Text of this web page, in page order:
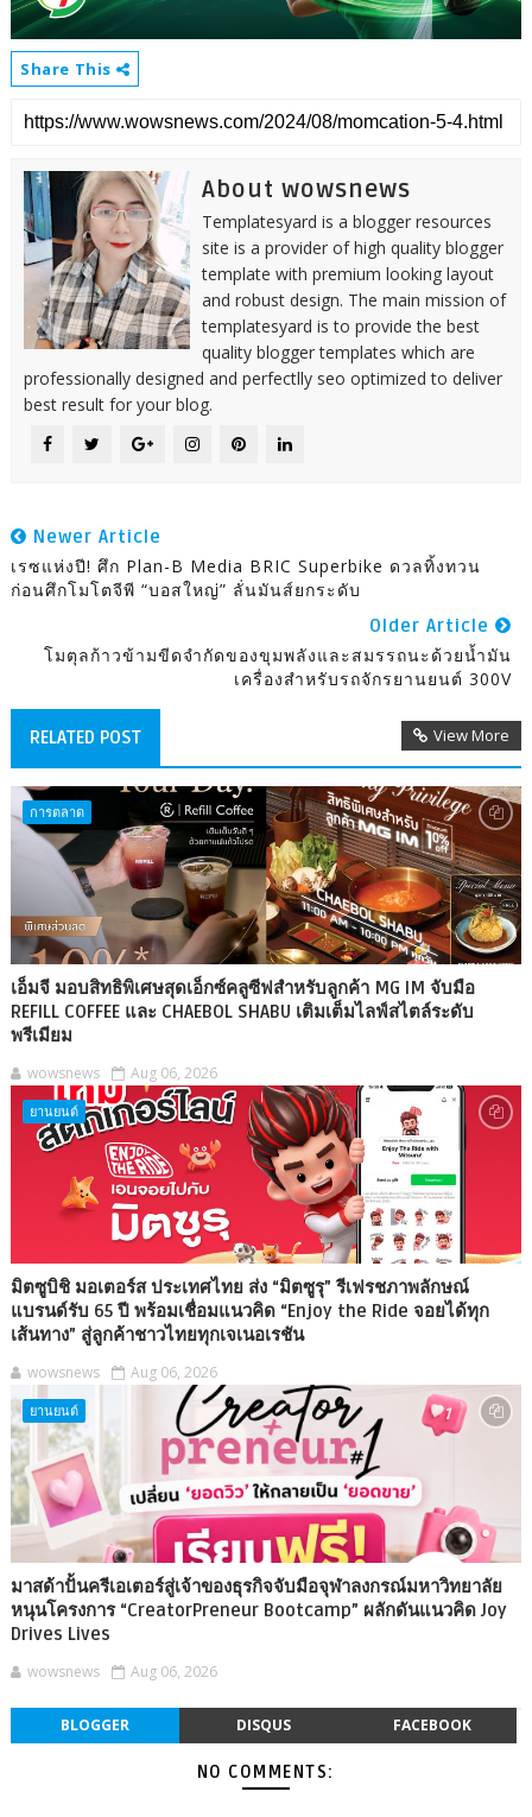
Share This
About wowsnews
Templatesyard is a blogger resources
site is a provider of high quality blogger
template with premium looking layout
and robust design. The main mission of
templatesyard is to provide the best
quality blogger templates which are
professionally designed and perfectlly seo optimized to deliver
best result for your blog.
Newer Article
เรซแห่งปี! ศึก Plan-B Media BRIC Superbike ดวลทิ้งทวน
ก่อนศึกโมโตจีพี “บอสใหญ่” ลั่นมันส์ยกระดับ
Older Article
โมตุลก้าวข้ามขีดจำกัดของขุมพลังและสมรรถนะด้วยน้ำมัน
เครื่องสำหรับรถจักรยานยนต์ 300V
RELATED POST View More
การตลาด
เอ็มจี มอบสิทธิพิเศษสุดเอ็กซ์คลูซีฟสำหรับลูกค้า MG IM จับมือ
REFILL COFFEE และ CHAEBOL SHABU เติมเต็มไลฟ์สไตล์ระดับ
พรีเมียม
wowsnews Aug 06, 2026
ยานยนต์
มิตซูบิชิ มอเตอร์ส ประเทศไทย ส่ง “มิตซูรุ” รีเฟรชภาพลักษณ์
แบรนด์รับ 65 ปี พร้อมเชื่อมแนวคิด “Enjoy the Ride จอยได้ทุก
เส้นทาง” สู่ลูกค้าชาวไทยทุกเจเนอเรชัน
wowsnews Aug 06, 2026
ยานยนต์
มาสด้าปั้นครีเอเตอร์สู่เจ้าของธุรกิจจับมือจุฬาลงกรณ์มหาวิทยาลัย
หนุนโครงการ “CreatorPreneur Bootcamp” ผลักดันแนวคิด Joy
Drives Lives
wowsnews Aug 06, 2026
BLOGGER DISQUS FACEBOOK
NO COMMENTS: